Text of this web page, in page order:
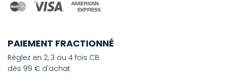
PAIEMENT FRACTIONNÉ
Réglez en 2, 3 ou 4 fois CB
dès 99 € d'achat